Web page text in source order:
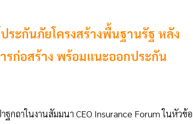
ะกันภัยโครงสร้างพื้นฐานรัฐ หลัง
รก่อสร้าง พร้อมแนะออกประกัน
ฐกถาในงานสัมมนา CEO Insurance Forum ในหัวข้อ